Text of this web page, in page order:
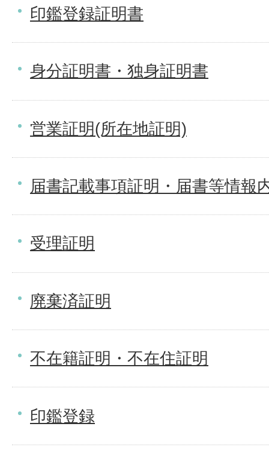
印鑑登録証明書
身分証明書・独身証明書
営業証明(所在地証明)
届書記載事項証明・届書等情報
受理証明
廃棄済証明
不在籍証明・不在住証明
印鑑登録